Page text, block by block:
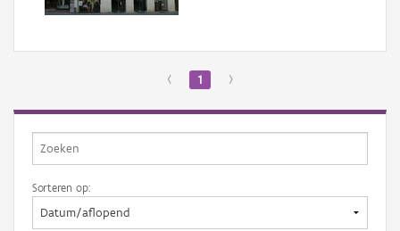
‹ 1 ›
Sorteren op: